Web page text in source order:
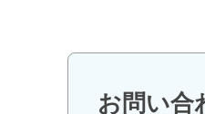
お問い合